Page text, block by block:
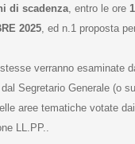
di scadenza, entro le ore
2025, ed n.1 proposta
verranno esaminate
Segretario Generale (o
aree tematiche votate
LL.PP..